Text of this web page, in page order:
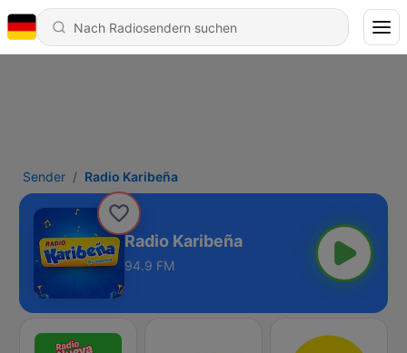
Sender Radio Karibeña
Radio Karibeña
94.9 FM